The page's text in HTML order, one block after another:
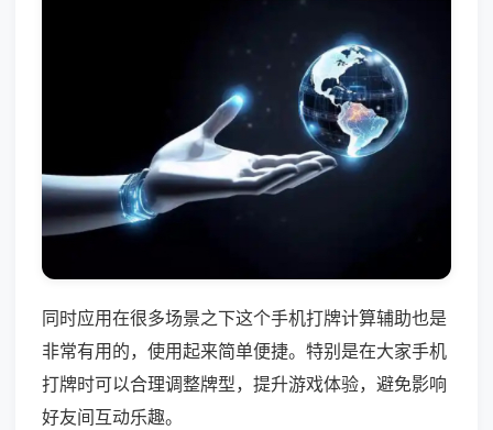
同时应用在很多场景之下这个手机打牌计算辅助也是
非常有用的，使用起来简单便捷。特别是在大家手机
打牌时可以合理调整牌型，提升游戏体验，避免影响
好友间互动乐趣。